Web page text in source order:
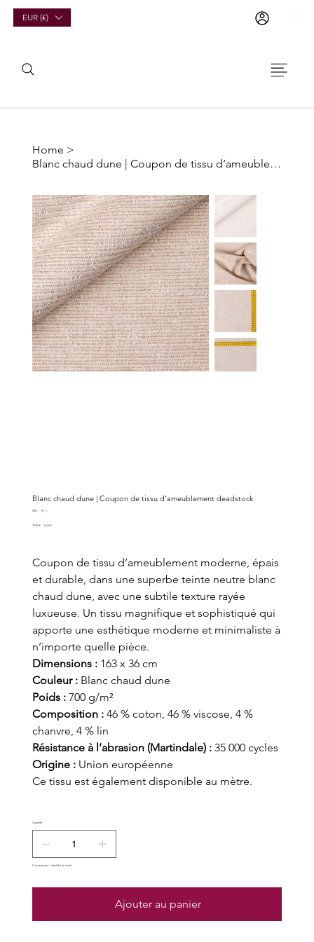
EUR (€)
Home >
Blanc chaud dune | Coupon de tissu d’ameublement deadstock
Blanc chaud dune | Coupon de tissu d’ameublement deadstock
SKU :
SKU
91_1
Prix
19,00 €
Prix
14,25 €
Coupon de tissu d’ameublement moderne, épais
et durable, dans une superbe teinte neutre blanc
chaud dune, avec une subtile texture rayée
luxueuse. Un tissu magnifique et sophistiqué qui
apporte une esthétique moderne et minimaliste à
n’importe quelle pièce.
Dimensions :163 x 36 cm
Couleur :Blanc chaud dune
Poids :700 g/m²
Composition :46 % coton, 46 % viscose, 4 %
chanvre, 4 % lin
Résistance à l’abrasion (Martindale) :35 000 cycles
Origine :Union européenne
Ce tissu est également disponible au mètre.
Quantité
Il ne reste que 1 article(s) en stock
Ajouter au panier